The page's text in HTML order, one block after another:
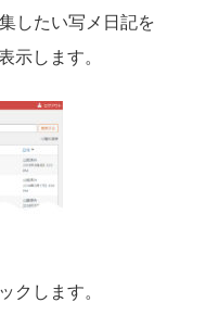
したい写メ日記を
示します。
クします。